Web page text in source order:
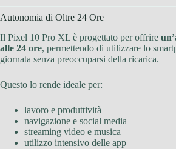
Autonomia di Oltre 24 Ore
Il Pixel 10 Pro XL è progettato per offrire
alle 24 ore, permettendo di utilizzare lo
giornata senza preoccuparsi della ricarica.
Questo lo rende ideale per:
lavoro e produttività
navigazione e social media
streaming video e musica
utilizzo intensivo delle app